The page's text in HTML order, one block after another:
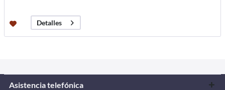
Detalles
Asistencia telefónica